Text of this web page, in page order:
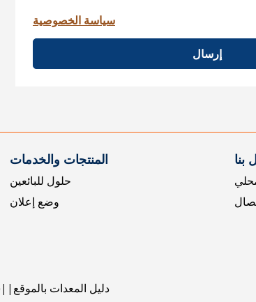
سياسة الخصوصية
إرسال
المنتجات والخدمات
حلول للبائعين
وضع إعلان
بنا
دليل المعدات بالموقع